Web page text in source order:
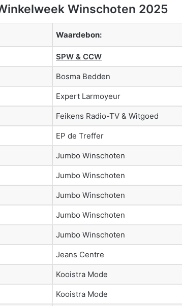
Winschoten 2025
Waardebon:
SPW & CCW
Bosma Bedden
Expert Larmoyeur
Feikens Radio-TV & Witgoed
EP de Treffer
Jumbo Winschoten
Jumbo Winschoten
Jumbo Winschoten
Jumbo Winschoten
Jumbo Winschoten
Jeans Centre
Kooistra Mode
Kooistra Mode